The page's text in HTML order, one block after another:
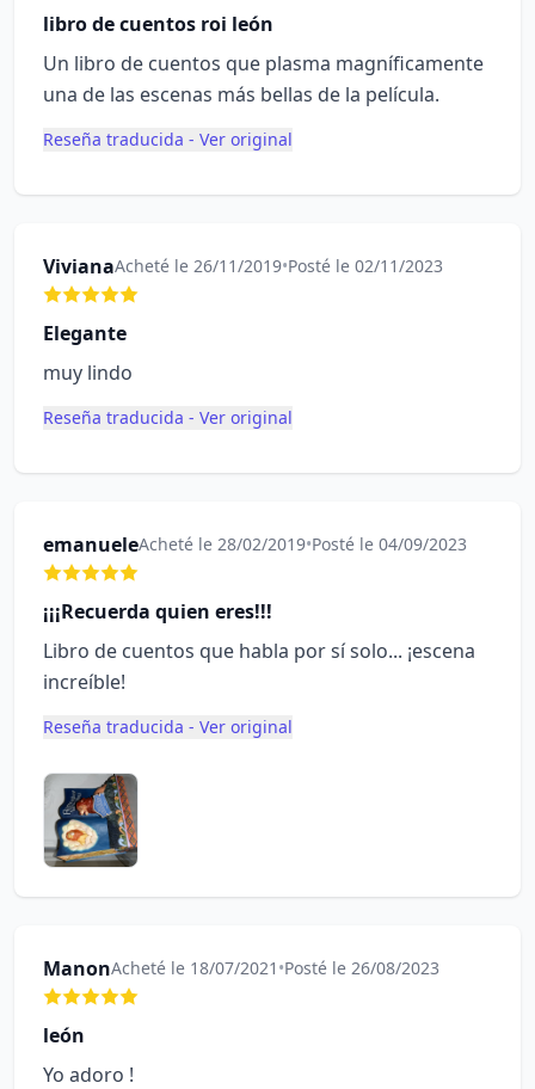
libro de cuentos roi león
Un libro de cuentos que plasma magníficamente
una de las escenas más bellas de la película.
Reseña traducida - Ver original
VivianaAcheté le 26/11/2019•Posté le 02/11/2023
Elegante
muy lindo
Reseña traducida - Ver original
emanueleAcheté le 28/02/2019•Posté le 04/09/2023
¡¡¡Recuerda quien eres!!!
Libro de cuentos que habla por sí solo... ¡escena
increíble!
Reseña traducida - Ver original
ManonAcheté le 18/07/2021 •Posté le 26/08/2023
león
Yo adoro !